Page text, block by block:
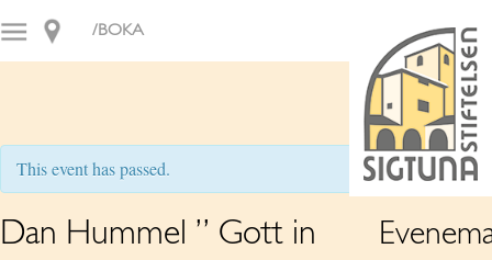
/BOKA
This event has passed.
Dan Hummel ” Gott in